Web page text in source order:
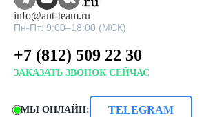
info@ant-team.ru
Пн-Пт: 9:00–18:00 (МСК)
+7 (812) 509 22 30
ЗАКАЗАТЬ ЗВОНОК СЕЙЧАС
МЫ ОНЛАЙН: TELEGRAM